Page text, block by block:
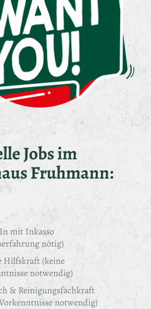
Jobs im
Fruhmann:
mit Inkasso
nötig)
Hilfskraft (keine
notwendig)
& Reinigungsfachkraft
notwendig)